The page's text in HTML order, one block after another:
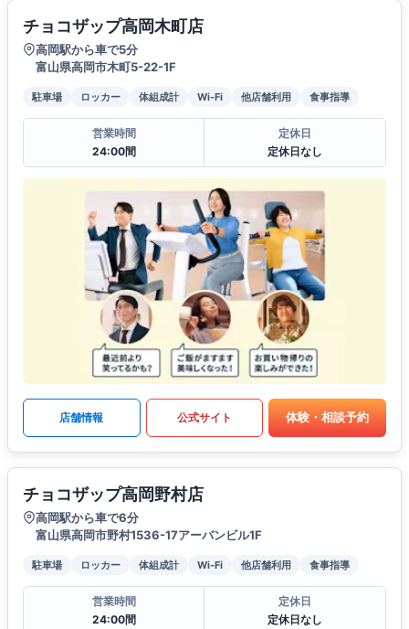
チョコザップ高岡木町店
高岡駅から車で5分
富山県高岡市木町5-22-1F
駐車場 ロッカー 体組成計 Wi-Fi 他店舗利用 食事指導
営業時間
24:00間
定休日
定休日なし
店舗情報 公式サイト 体験・相談予約
チョコザップ高岡野村店
高岡駅から車で6分
富山県高岡市野村1536-17アーバンビル1F
駐車場 ロッカー 体組成計 Wi-Fi 他店舗利用 食事指導
営業時間
24:00間
定休日
定休日なし